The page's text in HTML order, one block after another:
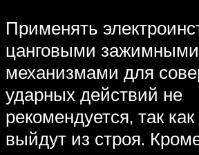
Применять
цанговыми зажимными
механизмами для
ударных действий не
рекомендуется, так
выйдут из строя.